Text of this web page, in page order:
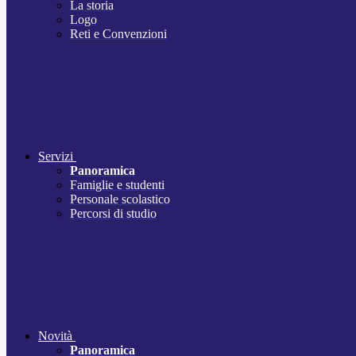
La storia
Logo
Reti e Convenzioni
Servizi
Panoramica
Famiglie e studenti
Personale scolastico
Percorsi di studio
Novità
Panoramica